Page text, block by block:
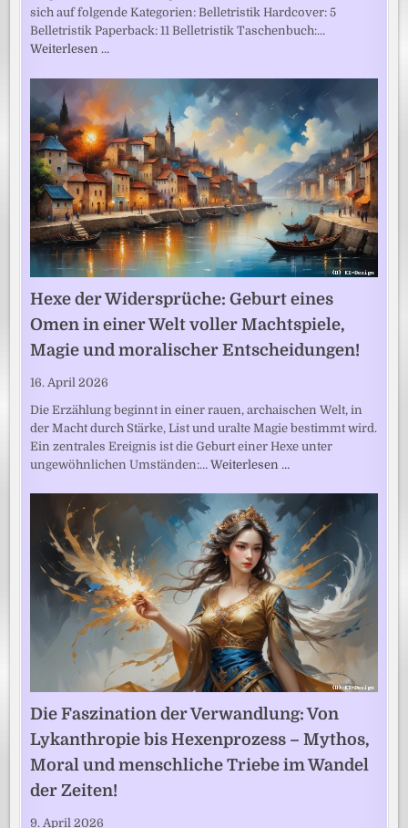
sich auf folgende Kategorien: Belletristik Hardcover: 5
Belletristik Paperback: 11 Belletristik Taschenbuch:…
Weiterlesen …
Hexe der Widersprüche: Geburt eines
Omen in einer Welt voller Machtspiele,
Magie und moralischer Entscheidungen!
16. April 2026
Die Erzählung beginnt in einer rauen, archaischen Welt, in
der Macht durch Stärke, List und uralte Magie bestimmt wird.
Ein zentrales Ereignis ist die Geburt einer Hexe unter
ungewöhnlichen Umständen:…Weiterlesen …
Die Faszination der Verwandlung: Von
Lykanthropie bis Hexenprozess – Mythos,
Moral und menschliche Triebe im Wandel
der Zeiten!
9. April 2026